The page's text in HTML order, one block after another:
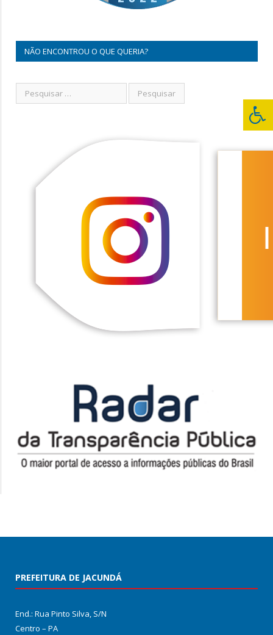
NÃO ENCONTROU O QUE QUERIA?
PREFEITURA DE JACUNDÁ
End.: Rua Pinto Silva, S/N
Centro – PA